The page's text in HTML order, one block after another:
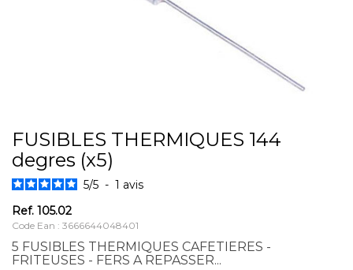
FUSIBLES THERMIQUES 144
degres (x5)
5/5 - 1 avis
Ref. 105.02
Code Ean : 3666644048401
5 FUSIBLES THERMIQUES CAFETIERES -
FRITEUSES - FERS A REPASSER...